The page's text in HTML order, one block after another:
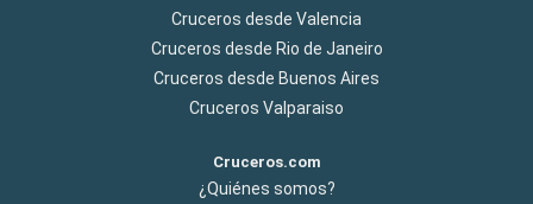
Cruceros desde Valencia
Cruceros desde Rio de Janeiro
Cruceros desde Buenos Aires
Cruceros Valparaiso
Cruceros.com
¿Quiénes somos?